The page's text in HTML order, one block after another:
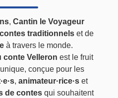
,Cantin le Voyageur
contes traditionnelset de
à travers le monde.
conte Velleron est le fruit
conçue pour les
,animateur·rice·s et
de contesqui souhaitent